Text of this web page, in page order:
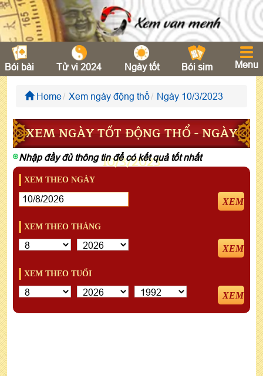
Bói bài Tử vi 2024 Ngày tốt Bói sim Menu
Home Xem ngày động thổ Ngày 10/3/2023
XEM NGÀY TỐT ĐỘNG THỔ - NGÀY
10/3/2023
Nhập đầy đủ thông tin để có kết quả tốt nhất
XEM THEO NGÀY
XEM
XEM THEO THÁNG
XEM
XEM THEO TUỔI
XEM